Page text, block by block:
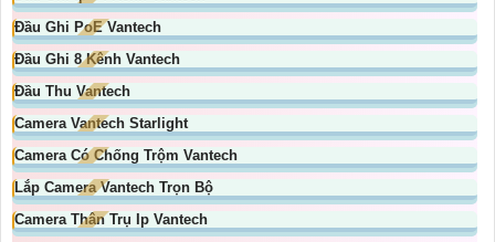
Đầu Ghi PoE Vantech
Đầu Ghi 8 Kênh Vantech
Đầu Thu Vantech
Camera Vantech Starlight
Camera Có Chống Trộm Vantech
Lắp Camera Vantech Trọn Bộ
Camera Thân Trụ Ip Vantech